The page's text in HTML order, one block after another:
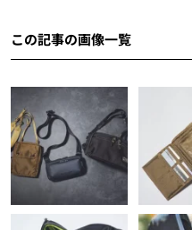
この記事の画像一覧